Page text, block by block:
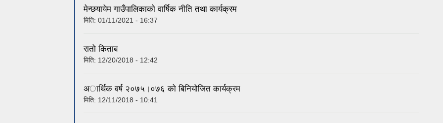
मेन्छयायेम गाउँपालिकाको वार्षिक नीति तथा कार्यक्रम
मिति: 01/11/2021 - 16:37
रातो किताब
मिति: 12/20/2018 - 12:42
अार्थिक वर्ष २०७५।०७६ काे बिनियोजित कार्यक्रम
मिति: 12/11/2018 - 10:41